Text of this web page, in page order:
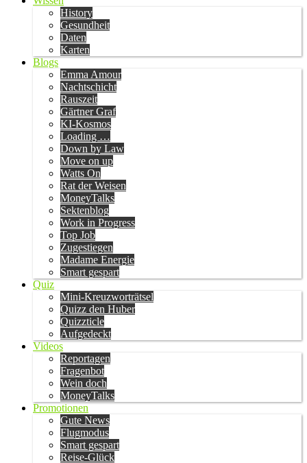
History
Gesundheit
Daten
Karten
Blogs
Emma Amour
Nachtschicht
Rauszeit
Gärtner Graf
KI-Kosmos
Loading …
Down by Law
Move on up
Watts On
Rat der Weisen
MoneyTalks
Sektenblog
Work in Progress
Top Job
Zugestiegen
Madame Energie
Smart gespart
Quiz
Mini-Kreuzworträtsel
Quizz den Huber
Quizzticle
Aufgedeckt
Videos
Reportagen
Fragenbot
Wein doch
MoneyTalks
Promotionen
Gute News
Flugmodus
Smart gespart
Reise-Glück